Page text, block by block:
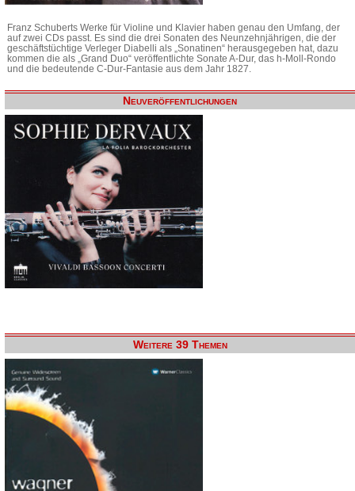
Franz Schuberts Werke für Violine und Klavier haben genau den Umfang, der
auf zwei CDs passt. Es sind die drei Sonaten des Neunzehnjährigen, die der
geschäftstüchtige Verleger Diabelli als „Sonatinen“ herausgegeben hat, dazu
kommen die als „Grand Duo“ veröffentlichte Sonate A-Dur, das h-Moll-Rondo
und die bedeutende C-Dur-Fantasie aus dem Jahr 1827.
Neuveröffentlichungen
Weitere 39 Themen